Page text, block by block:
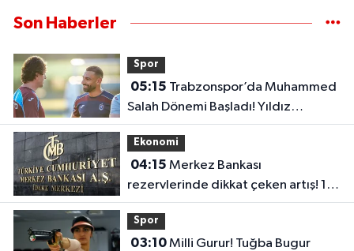
Son Haberler
Spor
05:15
Salah Dönemi Başladı! Yıldız
Futbolcu İlk Antrenmanına Çıktı..
Ekonomi
04:15
rezervlerinde dikkat çeken artış! 1
haftada 1,8 milyar dolar yükseldi..
Spor
03:10Milli Gurur! Tuğba Bugur